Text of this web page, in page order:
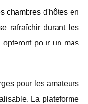
chambres d'hôtes en
rafraîchir durant les
pour un mas
pour les amateurs
La plateforme